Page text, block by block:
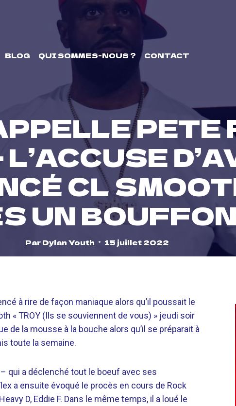
BLOG QUI SOMMES-NOUS ? CONTACT
PETE
CL
UN
ParDylan Youth 15 juillet 2022
à rire de façon maniaque alors qu’il poussait le
« TROY (Ils se souviennent de vous) » jeudi soir
de la mousse à la bouche alors qu’il se préparait à
toute la semaine.
qui a déclenché tout le boeuf avec ses
a ensuite évoqué le procès en cours de Rock
D, Eddie F. Dans le même temps, il a loué le